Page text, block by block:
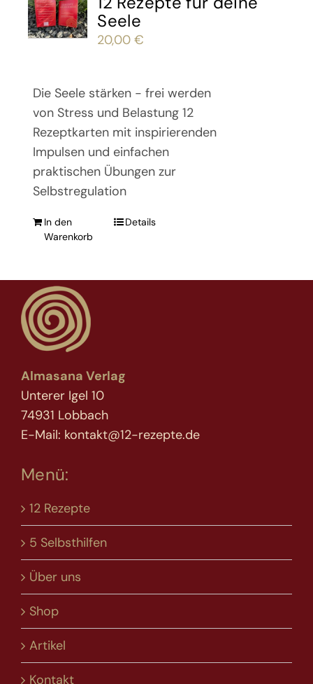
Seele
20,00€
Die Seele stärken - frei werden
von Stress und Belastung 12
Rezeptkarten mit inspirierenden
Impulsen und einfachen
praktischen Übungen zur
Selbstregulation
In den
Warenkorb
Details
Almasana Verlag
Unterer Igel 10
74931 Lobbach
E-Mail: kontakt@12-rezepte.de
Menü:
12 Rezepte
5 Selbsthilfen
Über uns
Shop
Artikel
Kontakt